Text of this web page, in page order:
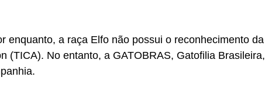
enquanto, a raça Elfo não possui o reconhecimento da
(TICA). No entanto, a GATOBRAS, Gatofilia Brasileira,